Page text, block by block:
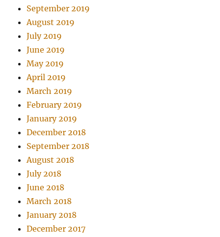
September 2019
August 2019
July 2019
June 2019
May 2019
April 2019
March 2019
February 2019
January 2019
December 2018
September 2018
August 2018
July 2018
June 2018
March 2018
January 2018
December 2017